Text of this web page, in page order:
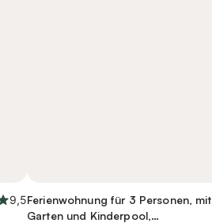
9,5Ferienwohnung für 3 Personen, mit
Garten und Kinderpool,